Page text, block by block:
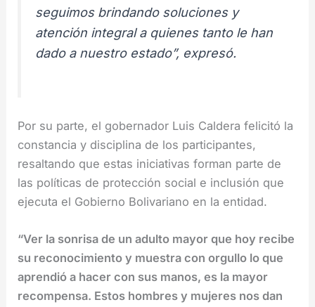
seguimos brindando soluciones y
atención integral a quienes tanto le han
dado a nuestro estado”, expresó.
Por su parte, el gobernador Luis Caldera felicitó la
constancia y disciplina de los participantes,
resaltando que estas iniciativas forman parte de
las políticas de protección social e inclusión que
ejecuta el Gobierno Bolivariano en la entidad.
“Ver la sonrisa de un adulto mayor que hoy recibe
su reconocimiento y muestra con orgullo lo que
aprendió a hacer con sus manos, es la mayor
recompensa. Estos hombres y mujeres nos dan